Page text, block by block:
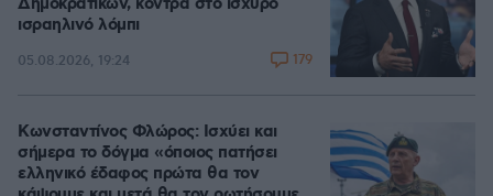
Δημοκρατικών, κόντρα στο ισχυρό
ισραηλινό λόμπι
05.08.2026, 19:24 179
Κωνσταντίνος Φλώρος: Ισχύει και
σήμερα το δόγμα «όποιος πατήσει
ελληνικό έδαφος πρώτα θα τον